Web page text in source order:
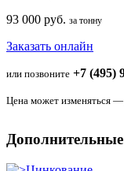
93 000 руб. за тонну
Заказать онлайн
или позвоните +7 (495)
Цена может изменяться —